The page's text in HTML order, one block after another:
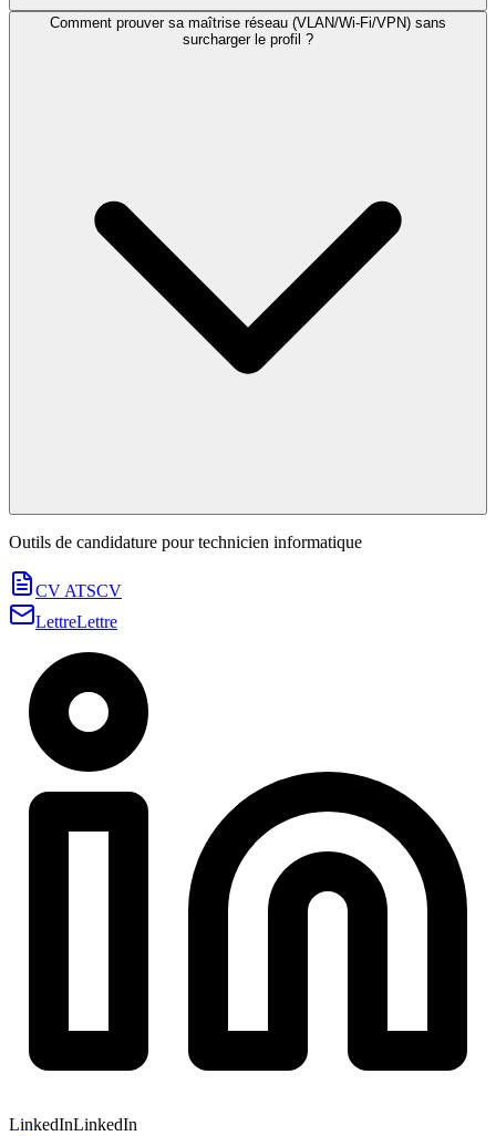
Comment prouver sa maîtrise réseau (VLAN/Wi‑Fi/VPN) sans
surcharger le profil ?
Outils de candidature pourtechnicien informatique
CV ATSCV
LettreLettre
LinkedInLinkedIn